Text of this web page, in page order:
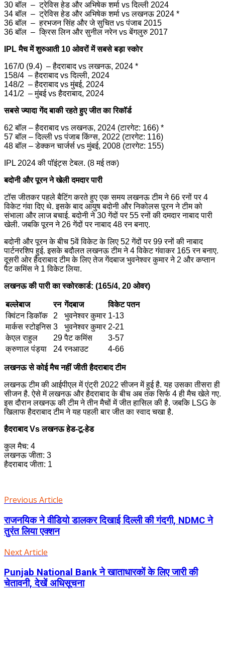
30 बॉल – ट्रेविस हेड और अभिषेक शर्मा vs दिल्ली 2024
34 बॉल – ट्रेविस हेड और अभिषेक शर्मा vs लखनऊ 2024 *
36 बॉल – हरभजन सिंह और जे सुचित vs पंजाब 2015
36 बॉल – क्रिस लिन और सुनील नरेन vs बेंगलुरु 2017
IPL मैच में शुरुआती 10 ओवरों में सबसे बड़ा स्कोर
167/0 (9.4) – हैदराबाद vs लखनऊ, 2024 *
158/4 – हैदराबाद vs दिल्ली, 2024
148/2 – हैदराबाद vs मुंबई, 2024
141/2 – मुंबई vs हैदराबाद, 2024
सबसे ज्यादा गेंद बाकी रहते हुए जीत का रिकॉर्ड
62 बॉल – हैदराबाद vs लखनऊ, 2024 (टारगेट: 166) *
57 बॉल – दिल्ली vs पंजाब किंग्स, 2022 (टारगेट: 116)
48 बॉल – डेक्कन चार्जर्स vs मुंबई, 2008 (टारगेट: 155)
IPL 2024 की पॉइंट्स टेबल. (8 मई तक)
बदोनी और पूरन ने खेली दमदार पारी
टॉस जीतकर पहले बैटिंग करते हुए एक समय लखनऊ टीम ने 66 रनों पर 4
विकेट गंवा दिए थे. इसके बाद आयुष बदोनी और निकोलस पूरन ने टीम को
संभाला और लाज बचाई. बदोनी ने 30 गेंदों पर 55 रनों की दमदार नाबाद पारी
खेली. जबकि पूरन ने 26 गेंदों पर नाबाद 48 रन बनाए.
बदोनी और पूरन के बीच 5वें विकेट के लिए 52 गेंदों पर 99 रनों की नाबाद
पार्टनरशिप हुई. इसके बदौलत लखनऊ टीम ने 4 विकेट गंवाकर 165 रन बनाए.
दूसरी ओर हैदराबाद टीम के लिए तेज गेंदबाज भुवनेश्वर कुमार ने 2 और कप्तान
पैट कमिंस ने 1 विकेट लिया.
लखनऊ की पारी का स्कोरकार्ड: (165/4, 20 ओवर)
बल्लेबाज रन गेंदबाज
विकेट पतन
क्विंटन डिकॉक
2 भुवनेश्वर कुमार 1-13
मार्कस स्टोइनिस 3 भुवनेश्वर कुमार 2-21
केएल राहुल
29 पैट कमिंस
3-57
क्रुणाल पंड्या
24 रनआउट 4-66
लखनऊ से कोई मैच नहीं जीती हैदराबाद टीम
लखनऊ टीम की आईपीएल में एंट्री 2022 सीजन में हुई है. यह उसका तीसरा ही
सीजन है. ऐसे में लखनऊ और हैदराबाद के बीच अब तक सिर्फ 4 ही मैच खेले गए.
इस दौरान लखनऊ की टीम ने तीन मैचों में जीत हासिल की है. जबकि LSG के
खिलाफ हैदराबाद टीम ने यह पहली बार जीत का स्वाद चखा है.
हैदराबाद Vs लखनऊ हेड-टू-हेड
कुल मैच: 4
लखनऊ जीता: 3
हैदराबाद जीता: 1
Previous Article
राजनयिक ने वीडियो डालकर दिखाई दिल्ली की गंदगी, NDMC ने
तुरंत लिया एक्शन
Next Article
Punjab National Bank ने खाताधारकों के लिए जारी की
चेतावनी, देखें अधिसूचना